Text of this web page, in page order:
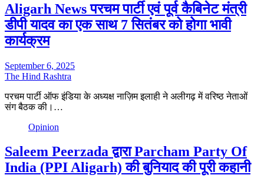
Aligarh News परचम पार्टी एवं पूर्व कैबिनेट मंत्री
डीपी यादव का एक साथ 7 सितंबर को होगा भावी
कार्यक्रम
September 6, 2025
The Hind Rashtra
परचम पार्टी ऑफ इंडिया के अध्यक्ष नाज़िम इलाही ने अलीगढ़ में वरिष्ठ नेताओं
संग बैठक की।…
Opinion
Saleem Peerzada द्वारा Parcham Party Of
India (PPI Aligarh) की बुनियाद की पूरी कहानी